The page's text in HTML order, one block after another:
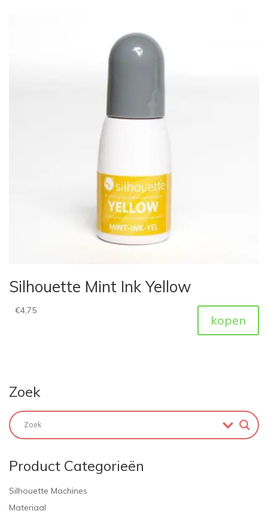
Silhouette Mint Ink Yellow
€4,75
kopen
Zoek
Product Categorieën
Silhouette Machines
Materiaal